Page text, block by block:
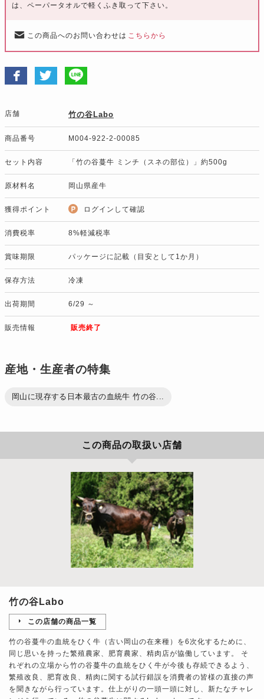
は、ペーパータオルで軽くふき取って下さい。
この商品へのお問い合わせは こちらから
店舗 竹の谷Labo
商品番号 M004-922-2-00085
セット内容 「竹の谷蔓牛 ミンチ（スネの部位）」約500g
原材料名 岡山県産牛
獲得ポイント ログインして確認
消費税率 8%軽減税率
賞味期限 パッケージに記載（目安として1か月）
保存方法 冷凍
出荷期間 6/29 ～
販売情報 販売終了
産地・生産者の特集
岡山に現存する日本最古の血統牛 竹の谷...
この商品の取扱い店舗
竹の谷Labo
この店舗の商品一覧
竹の谷蔓牛の血統をひく牛（古い岡山の在来種）を6次化するために、
同じ思いを持った繁殖農家、肥育農家、精肉店が協働しています。 そ
れぞれの立場から竹の谷蔓牛の血統をひく牛が今後も存続できるよう、
繁殖改良、肥育改良、精肉に関する試行錯誤を消費者の皆様の直接の声
を聞きながら行っています。仕上がりの一頭一頭に対し、新たなチャレ